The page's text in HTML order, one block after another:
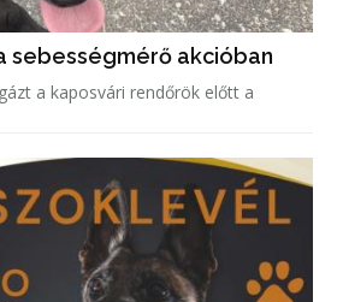
sebességmérő akcióban
a kaposvári rendőrök előtt a